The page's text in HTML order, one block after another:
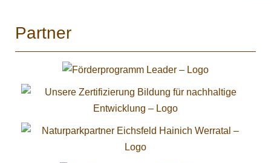
Partner